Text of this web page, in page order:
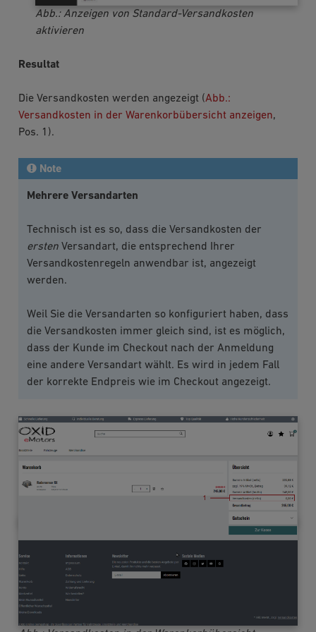
Abb.: Anzeigen von Standard-Versandkosten
aktivieren
Resultat
Die Versandkosten werden angezeigt (Abb.:
Versandkosten in der Warenkorbübersicht anzeigen,
Pos. 1).
Note
Mehrere Versandarten
Technisch ist es so, dass die Versandkosten der
erstenVersandart, die entsprechend Ihrer
Versandkostenregeln anwendbar ist, angezeigt
werden.
Weil Sie die Versandarten so konfiguriert haben, dass
die Versandkosten immer gleich sind, ist es möglich,
dass der Kunde im Checkout nach der Anmeldung
eine andere Versandart wählt. Es wird in jedem Fall
der korrekte Endpreis wie im Checkout angezeigt.